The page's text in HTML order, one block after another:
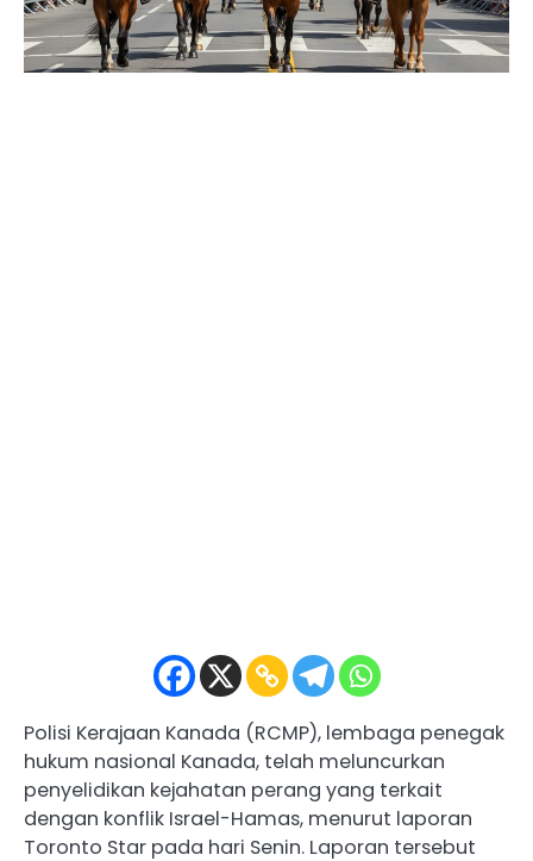
Polisi Kerajaan Kanada (RCMP), lembaga penegak
hukum nasional Kanada, telah meluncurkan
penyelidikan kejahatan perang yang terkait
dengan konflik Israel-Hamas, menurut laporan
Toronto Star pada hari Senin. Laporan tersebut